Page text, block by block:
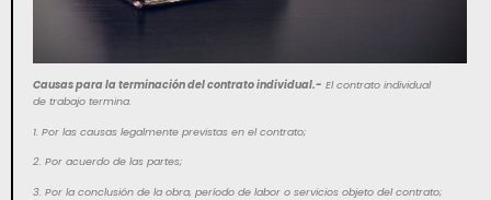
Causas para la terminación del contrato individual.- El contrato individual
de trabajo termina.
1. Por las causas legalmente previstas en el contrato;
2. Por acuerdo de las partes;
3. Por la conclusión de la obra, período de labor o servicios objeto del contrato;